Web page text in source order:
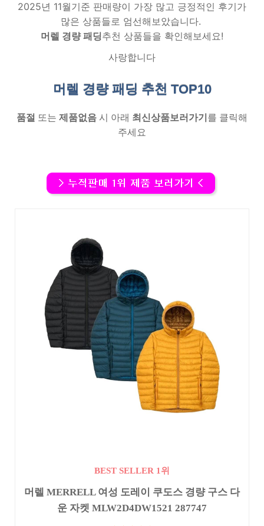
2025년 11월기준 판매량이 가장 많고 긍정적인 후기가
많은 상품들로 엄선해보았습니다.
머렐 경량 패딩추천 상품들을 확인해보세요!
사랑합니다
머렐 경량 패딩 추천 TOP10
품절 또는 제품없음 시 아래 최신상품보러가기 를 클릭해
주세요
BEST SELLER 1위
머렐 MERRELL 여성 도레이 쿠도스 경량 구스 다
운 자켓 MLW2D4DW1521 287747